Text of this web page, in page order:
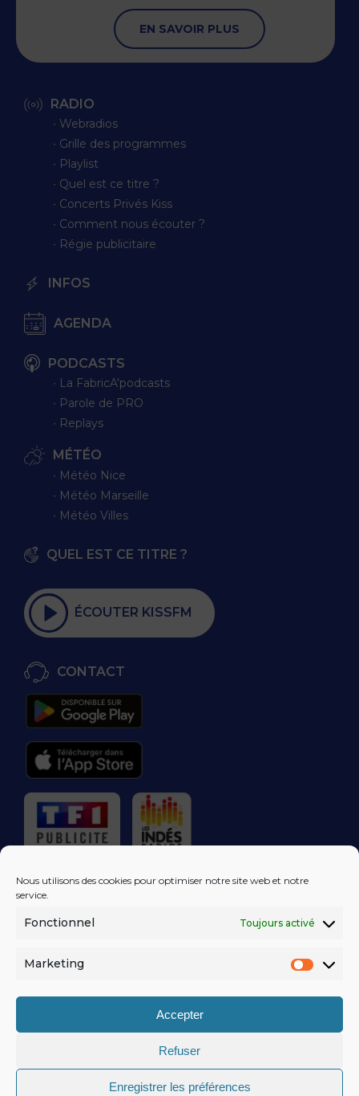
Nous utilisons des cookies pour optimiser notre site web et notre
service.
Fonctionnel Toujours activé
Marketing
Accepter
Refuser
Enregistrer les préférences
EN SAVOIR PLUS
RADIO
∙ Webradios
∙ Grille des programmes
∙ Playlist
∙ Quel est ce titre ?
∙ Concerts Privés Kiss
∙ Comment nous écouter ?
∙ Régie publicitaire
INFOS
AGENDA
PODCASTS
∙ La FabricA'podcasts
∙ Parole de PRO
∙ Replays
MÉTÉO
∙ Météo Nice
∙ Météo Marseille
∙ Météo Villes
QUEL EST CE TITRE ?
ÉCOUTER KISSFM
CONTACT
RÉGIE PUBLICITAIRE
LES EXCLUS
DANS VOTRE
MENTIONS LÉGALES